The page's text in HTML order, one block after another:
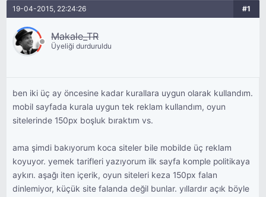
19-04-2015, 22:24:26 #1
Makale_TR
Üyeliği durduruldu
ben iki üç ay öncesine kadar kurallara uygun olarak kullandım.
mobil sayfada kurala uygun tek reklam kullandım, oyun
sitelerinde 150px boşluk bıraktım vs.
ama şimdi bakıyorum koca siteler bile mobilde üç reklam
koyuyor. yemek tarifleri yazıyorum ilk sayfa komple politikaya
aykırı. aşağı iten içerik, oyun siteleri keza 150px falan
dinlemiyor, küçük site falanda değil bunlar. yıllardır açık böyle